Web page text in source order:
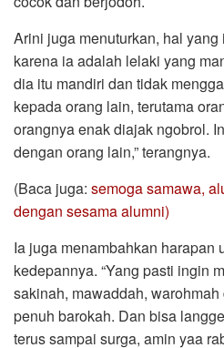
Arini juga menuturkan, hal
karena ia adalah lelaki yang
dia itu mandiri dan tidak
kepada orang lain, terutama
orangnya enak diajak ngobrol.
dengan orang lain,” terangnya.
(Baca juga: semoga samawa,
dengan sesama alumni)
Ia juga menambahkan harapan
kedepannya. “Yang pasti ingin
sakinah, mawaddah,
penuh barokah. Dan bisa
terus sampai surga, amin yaa